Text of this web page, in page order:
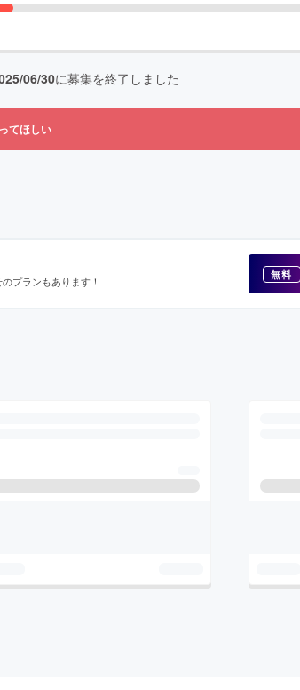
06/30に募集を終了しました
てほしい
プランもあります！ 無料